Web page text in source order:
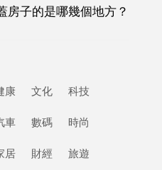
房子的是哪幾個地方？
康 文化 科技
車 數碼 時尚
居 財經 旅遊